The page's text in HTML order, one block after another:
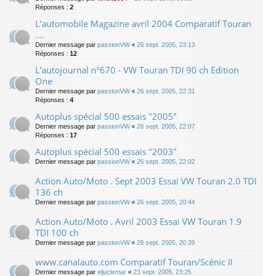
Réponses : 2
L'automobile Magazine avril 2004 Comparatif Touran
....
Dernier message par passionVW« 26 sept. 2005, 23:13
Réponses : 12
L'autojournal n°670 - VW Touran TDI 90 ch Edition
One
Dernier message par passionVW« 26 sept. 2005, 22:31
Réponses : 4
Autoplus spécial 500 essais "2005"
Dernier message par passionVW« 26 sept. 2005, 22:07
Réponses : 17
Autoplus spécial 500 essais "2003"
Dernier message par passionVW« 26 sept. 2005, 22:02
Action Auto/Moto . Sept 2003 Essai VW Touran 2.0 TDI
136 ch
Dernier message par passionVW« 26 sept. 2005, 20:44
Action Auto/Moto . Avril 2003 Essai VW Touran 1.9
TDI 100 ch
Dernier message par passionVW« 26 sept. 2005, 20:39
www.canalauto.com Comparatif Touran/Scénic II
Dernier message par eljuclemar « 23 sept. 2005, 23:25